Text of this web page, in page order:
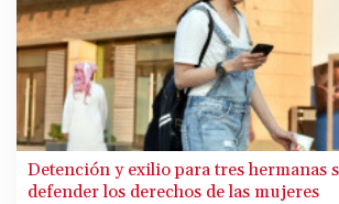
Detención y exilio para tres hermanas
defender los derechos de las mujeres